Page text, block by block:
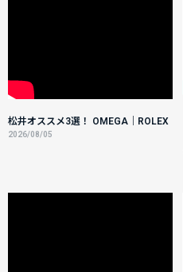
松井オススメ3選！ OMEGA｜ROLEX
2026/08/05